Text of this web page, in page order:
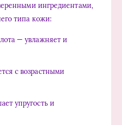
ингредиентами,
типа кожи:
— увлажняет и
с возрастными
упругость и